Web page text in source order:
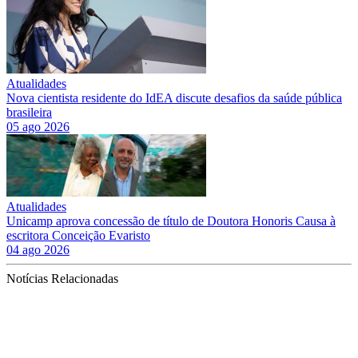
Atualidades
Nova cientista residente do IdEA discute desafios da saúde pública
brasileira
05 ago 2026
Atualidades
Unicamp aprova concessão de título de Doutora Honoris Causa à
escritora Conceição Evaristo
04 ago 2026
Notícias Relacionadas